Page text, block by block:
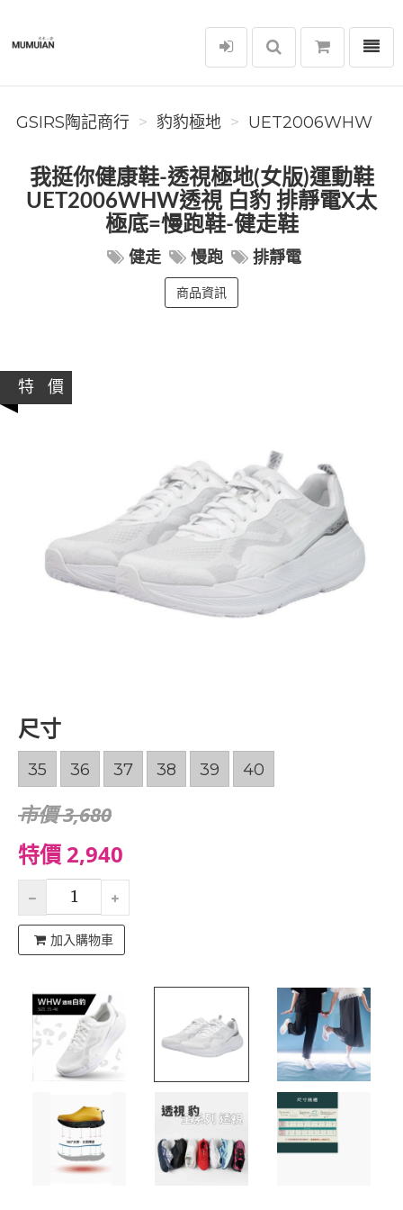
GSIRS陶記商行
選單
GSIRS陶記商行 豹豹極地 UET2006WHW
我挺你健康鞋-透視極地(女版)運動鞋
UET2006WHW透視 白豹 排靜電X太
極底=慢跑鞋-健走鞋
健走 慢跑 排靜電
商品資訊
特 價
尺寸
35 36 37 38 39 40
市價 3,680
特價 2,940
加入購物車